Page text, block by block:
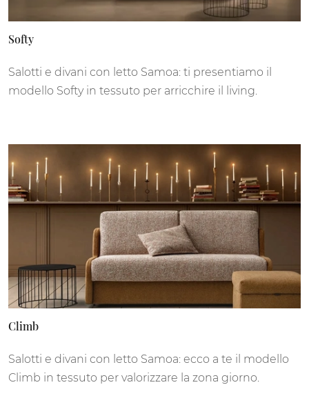
Softy
Salotti e divani con letto Samoa: ti presentiamo il
modello Softy in tessuto per arricchire il living.
Climb
Salotti e divani con letto Samoa: ecco a te il modello
Climb in tessuto per valorizzare la zona giorno.